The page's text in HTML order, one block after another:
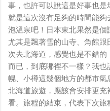
事，也許可以說這是好事也
就是這次沒有足夠的時間能
泡溫泉吧！日本東北果然是個
尤其是飄著雪的山寺、角館
次去北海道，感覺也是不錯
而已，到底哪裡不一樣？我
幌、小樽這幾個地方的都市
北海道旅遊，應該會安排更
看。旅程的結束，代表下次